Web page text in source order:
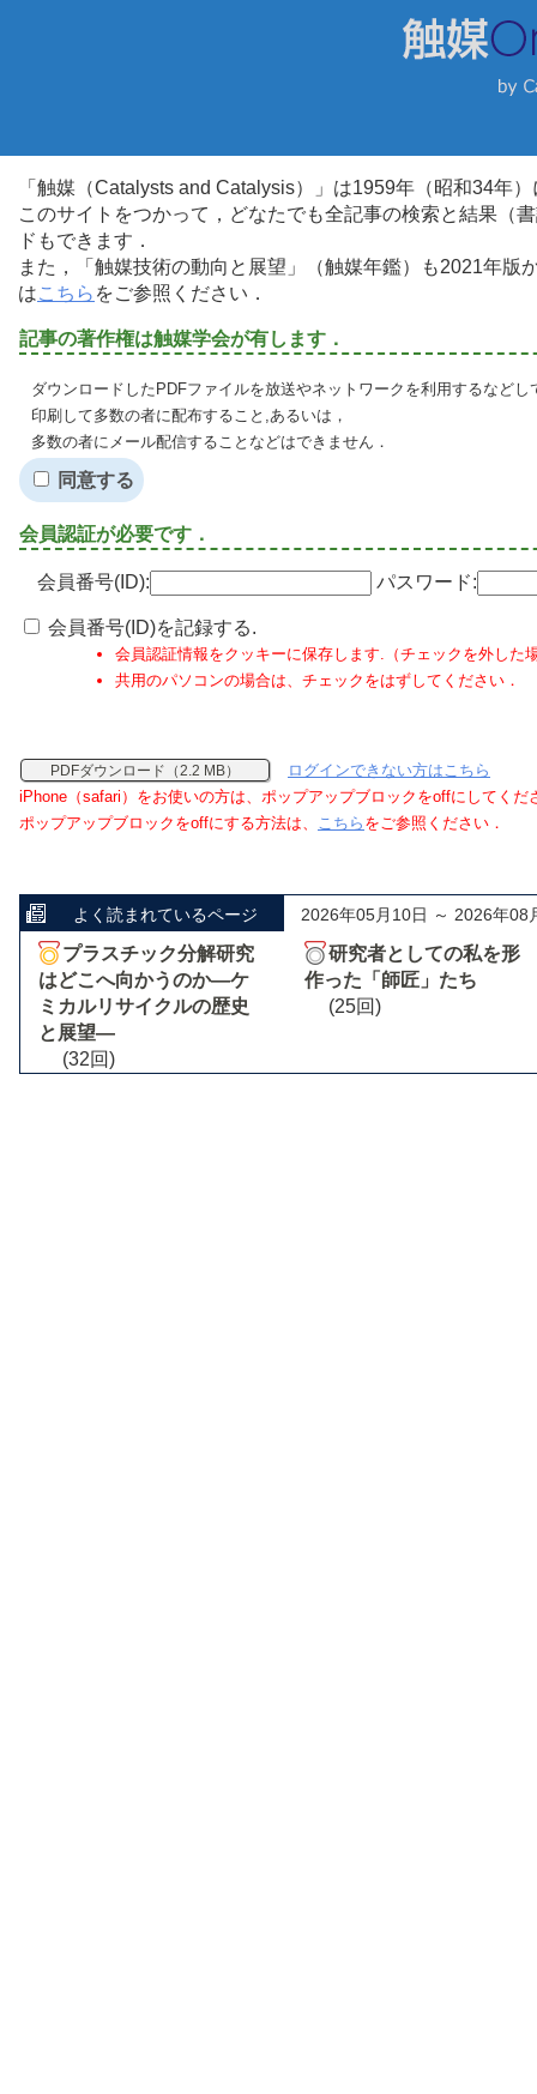
「触媒（Catalysts and Catalysis）」は1959年（昭和34年
このサイトをつかって，どなたでも全記事の検索と結果（
ドもできます．
また，「触媒技術の動向と展望」（触媒年鑑）も2021年
はこちら をご参照ください．
記事の著作権は触媒学会が有します．
ダウンロードしたPDFファイルを放送やネットワークを利用するなど
印刷して多数の者に配布すること,あるいは，
多数の者にメール配信することなどはできません．
同意する
会員認証が必要です．
会員番号(ID): パスワード:
会員番号(ID)を記録する.
会員認証情報をクッキーに保存します.（チェックを外した
共用のパソコンの場合は、チェックをはずしてください．
PDFダウンロード（2.2 MB）
ログインできない方はこちら
iPhone（safari）をお使いの方は、ポップアップブロックをoffにしてくだ
ポップアップブロックをoffにする方法は、 こちら をご参照ください．
よく読まれているページ 2026年05月10日 ～ 2026年08
プラスチック分解研究
はどこへ向かうのか―ケ
ミカルリサイクルの歴史
と展望―
(32回)
研究者としての私を形
作った「師匠」たち
(25回)